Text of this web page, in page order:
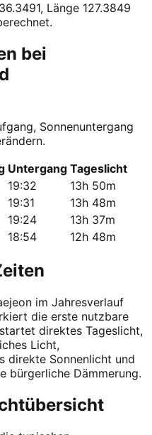
Länge 127.3849
bei
Sonnenuntergang
Untergang Tageslicht
19:32
13h 50m
19:31
13h 48m
19:24
13h 37m
18:54 12h 48m
im Jahresverlauf
die erste nutzbare
direktes Tageslicht,
Licht,
direkte Sonnenlicht und
bürgerliche Dämmerung.